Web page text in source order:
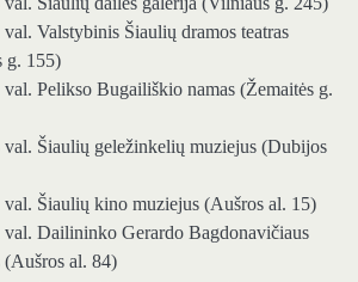
val. Valstybinis Šiaulių dramos teatras
g. 155)
val. Pelikso Bugailiškio namas (Žemaitės g.
val. Šiaulių geležinkelių muziejus (Dubijos
val. Šiaulių kino muziejus (Aušros al. 15)
val. Dailininko Gerardo Bagdonavičiaus
(Aušros al. 84)